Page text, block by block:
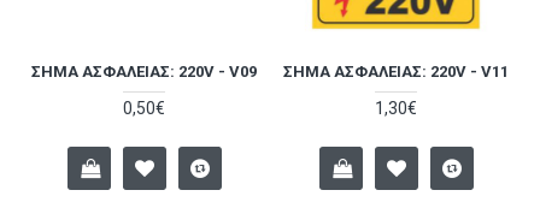
ΣΉΜΑ ΑΣΦΑΛΕΊΑΣ: 220V - V09
0,50€
ΣΉΜΑ ΑΣΦΑΛΕΊΑΣ: 220V - V11
1,30€